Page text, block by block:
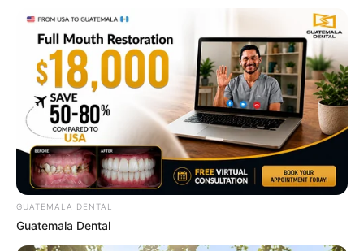
17 Rare Churches Underground That Still Exist
BRAINBERRIES
GUATEMALA DENTAL
Guatemala Dental